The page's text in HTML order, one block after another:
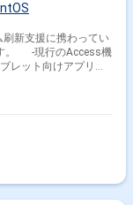
刷新支援に携わってい
。 -現行のAccess機
レット向けアプリ、